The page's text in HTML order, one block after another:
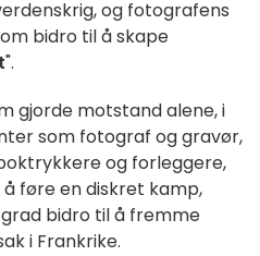
og fotografens
bidro til å skape
".
gjorde motstand alene, i
som fotograf og gravør,
og forleggere,
føre en diskret kamp,
bidro til å fremme
i Frankrike.